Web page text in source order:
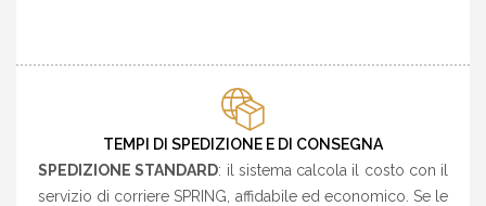
TEMPI DI SPEDIZIONE E DI CONSEGNA
SPEDIZIONE STANDARD: il sistema calcola il costo con il
servizio di corriere SPRING, affidabile ed economico. Se le